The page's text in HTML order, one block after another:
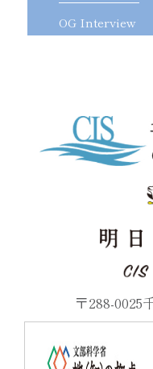
OG Interview
〒288-0025